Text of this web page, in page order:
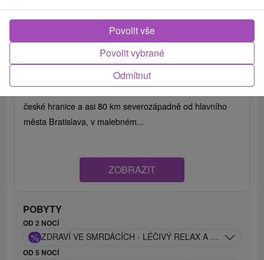
Lázně Smrdáky - sleva až do 25 % na termíny
Lázně Smrdáky leží 8 km od města Senica, v blízkosti
české hranice a asi 80 km severozápadně od hlavního
města Bratislava, v malebném...
ZOBRAZIT
POBYTY
OD 2 NOCÍ
% ZDRAVÍ VE SMRDÁCÍCH - LÉČIVÝ RELAX A SÍLA
OD 5 NOCÍ
Odmítnut
Povolit vybrané
Povolit vše